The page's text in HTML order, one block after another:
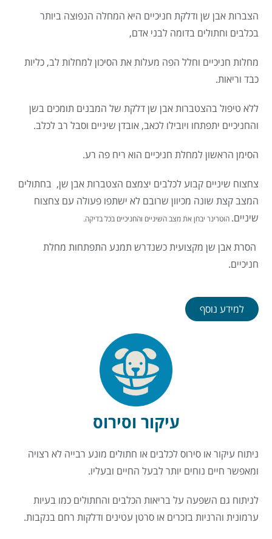
הצברות אבן שן ודלקת חניכיים היא המחלה הנפוצה ביותר
בכלבים וחתולים בדומה לבני אדם,
מחלות חניכיים וחלל הפה מעלות את הסיכון למחלות לב, כליות
כבד וריאות.
ללא טיפול בהצטברות אבן שן דלקת של המבנים תומכים בשן
והחניכיים יתפתחו ויובילו לכאב, אובדן שיניים וסבל רב לכלב.
הסימן הראשון למחלת חניכיים הוא ריח פה רע.
צחצוח שיניים קבוע לכלבים יצמצם הצטברות אבן שן, בחתולים
המצב קצת שונה מכיוון שרובם לא ישתפו פעולה עם צחצוח
שיניים. הוטרינר יבחן את מצב השיניים והחניכיים בכל בדיקה.
הסרת אבן שן מקצועית כשנדרש תמנע התפתחות מחלת
חניכיים.
למידע נוסף
עיקור וסירוס
ניתוח עיקור או סירוס לכלבים או חתולים מונע רבייה לא רצויה
ומאפשר חיים נוחים יותר לבעל החיים ובעליו.
לניתוח גם השפעה על בריאות הכלבים והחתולים כמו בעיות
ערמונית והרניות בזכרים או סרטן עטינים ודלקות רחם בנקבות.